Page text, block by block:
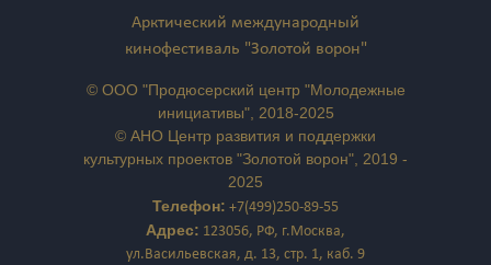
Арктический международный
кинофестиваль "Золотой ворон"
Телефон: +7(499)250-89-55
Адрес: 123056, РФ, г.Москва,
ул.Васильевская, д. 13, стр. 1, каб. 9
© ООО "Продюсерский центр "Молодежные
инициативы", 2018-2025
© АНО Центр развития и поддержки
культурных проектов "Золотой ворон", 2019 -
2025